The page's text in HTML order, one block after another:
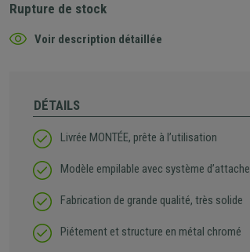
Rupture de stock
Voir description détaillée
DÉTAILS
Livrée MONTÉE, prête à l’utilisation
Modèle empilable avec système d’attache
Fabrication de grande qualité, très solide
Piétement et structure en métal chromé